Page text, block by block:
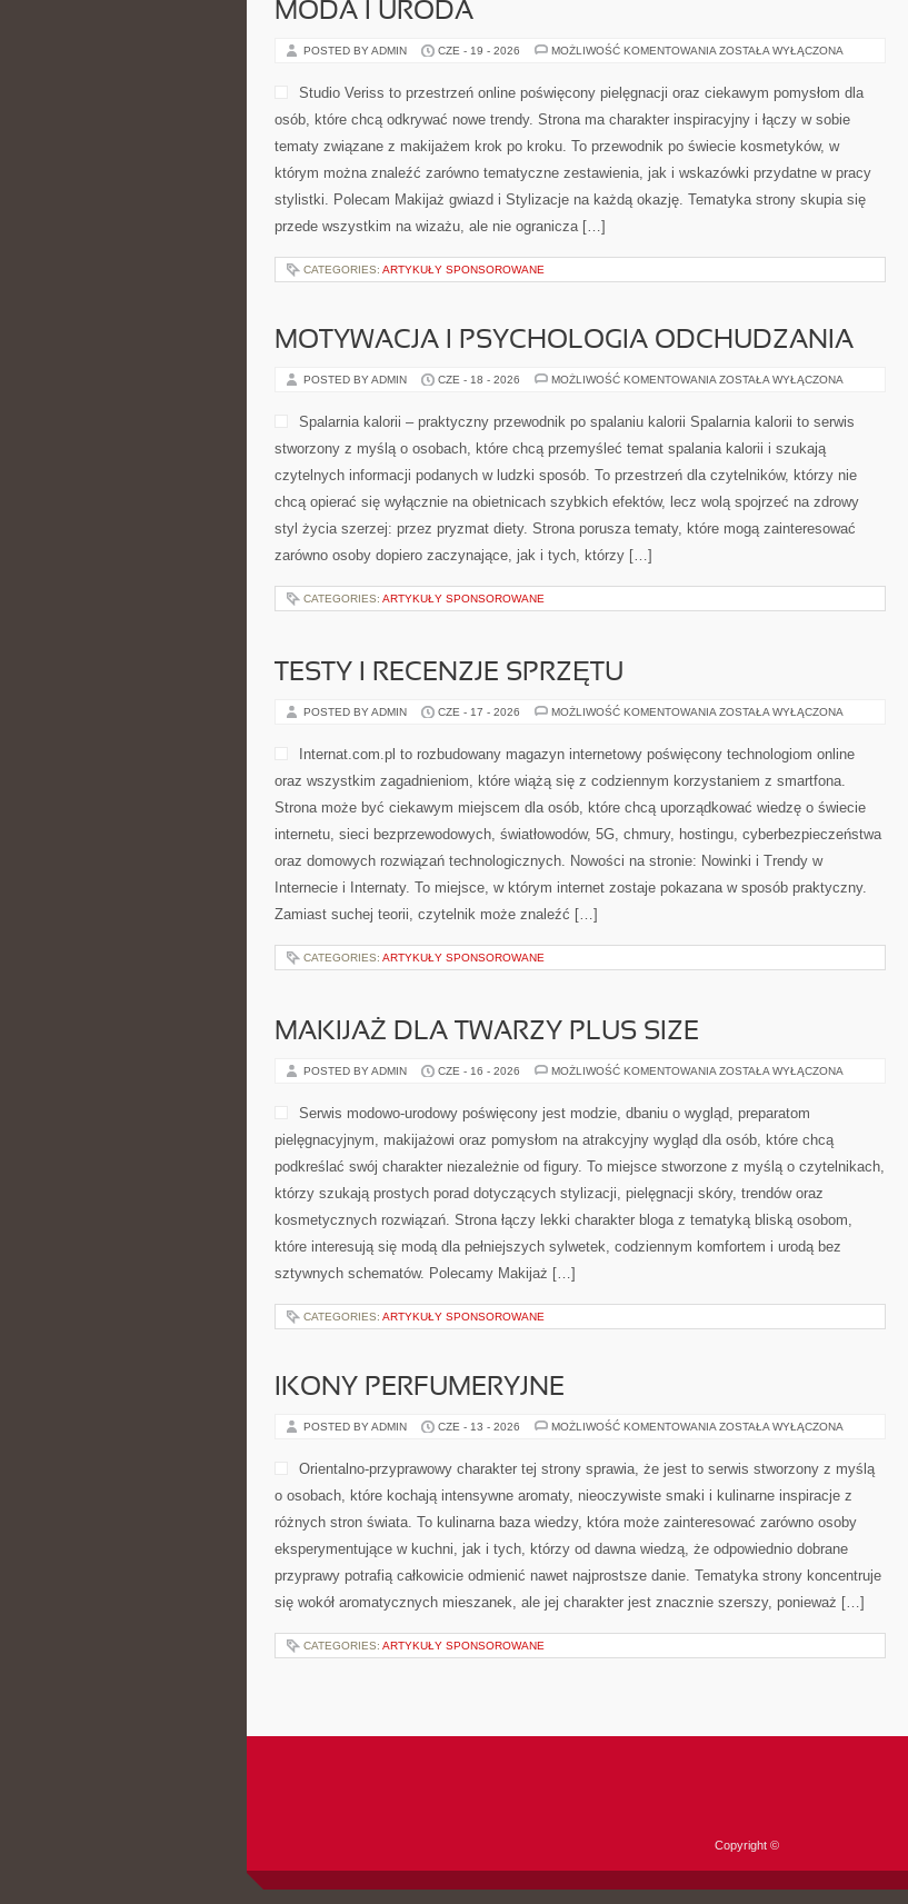
MODA I URODA
POSTED BY ADMIN CZE - 19 - 2026 MOŻLIWOŚĆ KOMENTOWANIA MODA
ZOSTAŁA WYŁĄCZONA
Studio Veriss to przestrzeń online poświęcony pielęgnacji oraz ciekawym pomysłom dla
osób, które chcą odkrywać nowe trendy. Strona ma charakter inspiracyjny i łączy w sobie
tematy związane z makijażem krok po kroku. To przewodnik po świecie kosmetyków, w
którym można znaleźć zarówno tematyczne zestawienia, jak i wskazówki przydatne w pracy
stylistki. Polecam Makijaż gwiazd i Stylizacje na każdą okazję. Tematyka strony skupia się
przede wszystkim na wizażu, ale nie ogranicza […]
CATEGORIES: ARTYKUŁY SPONSOROWANE
MOTYWACJA I PSYCHOLOGIA ODCHUDZANIA
POSTED BY ADMIN CZE - 18 - 2026 MOŻLIWOŚĆ KOMENTOWANIA MOTYWACJA
ODCHUDZANIA
ZOSTAŁA WYŁĄCZONA
Spalarnia kalorii – praktyczny przewodnik po spalaniu kalorii Spalarnia kalorii to serwis
stworzony z myślą o osobach, które chcą przemyśleć temat spalania kalorii i szukają
czytelnych informacji podanych w ludzki sposób. To przestrzeń dla czytelników, którzy nie
chcą opierać się wyłącznie na obietnicach szybkich efektów, lecz wolą spojrzeć na zdrowy
styl życia szerzej: przez pryzmat diety. Strona porusza tematy, które mogą zainteresować
zarówno osoby dopiero zaczynające, jak i tych, którzy […]
CATEGORIES: ARTYKUŁY SPONSOROWANE
TESTY I RECENZJE SPRZĘTU
POSTED BY ADMIN CZE - 17 - 2026 MOŻLIWOŚĆ KOMENTOWANIA TESTY
SPRZĘTU
ZOSTAŁA WYŁĄCZONA
Internat.com.pl to rozbudowany magazyn internetowy poświęcony technologiom online
oraz wszystkim zagadnieniom, które wiążą się z codziennym korzystaniem z smartfona.
Strona może być ciekawym miejscem dla osób, które chcą uporządkować wiedzę o świecie
internetu, sieci bezprzewodowych, światłowodów, 5G, chmury, hostingu, cyberbezpieczeństwa
oraz domowych rozwiązań technologicznych. Nowości na stronie: Nowinki i Trendy w
Internecie i Internaty. To miejsce, w którym internet zostaje pokazana w sposób praktyczny.
Zamiast suchej teorii, czytelnik może znaleźć […]
CATEGORIES: ARTYKUŁY SPONSOROWANE
MAKIJAŻ DLA TWARZY PLUS SIZE
POSTED BY ADMIN CZE - 16 - 2026 MOŻLIWOŚĆ KOMENTOWANIA MAKIJAŻ
PLUS
SIZE
ZOSTAŁA WYŁĄCZONA
Serwis modowo-urodowy poświęcony jest modzie, dbaniu o wygląd, preparatom
pielęgnacyjnym, makijażowi oraz pomysłom na atrakcyjny wygląd dla osób, które chcą
podkreślać swój charakter niezależnie od figury. To miejsce stworzone z myślą o czytelnikach,
którzy szukają prostych porad dotyczących stylizacji, pielęgnacji skóry, trendów oraz
kosmetycznych rozwiązań. Strona łączy lekki charakter bloga z tematyką bliską osobom,
które interesują się modą dla pełniejszych sylwetek, codziennym komfortem i urodą bez
sztywnych schematów. Polecamy Makijaż […]
CATEGORIES: ARTYKUŁY SPONSOROWANE
IKONY PERFUMERYJNE
POSTED BY ADMIN CZE - 13 - 2026 MOŻLIWOŚĆ KOMENTOWANIA IKONY
ZOSTAŁA WYŁĄCZONA
Orientalno-przyprawowy charakter tej strony sprawia, że jest to serwis stworzony z myślą
o osobach, które kochają intensywne aromaty, nieoczywiste smaki i kulinarne inspiracje z
różnych stron świata. To kulinarna baza wiedzy, która może zainteresować zarówno osoby
eksperymentujące w kuchni, jak i tych, którzy od dawna wiedzą, że odpowiednio dobrane
przyprawy potrafią całkowicie odmienić nawet najprostsze danie. Tematyka strony koncentruje
się wokół aromatycznych mieszanek, ale jej charakter jest znacznie szerszy, ponieważ […]
CATEGORIES: ARTYKUŁY SPONSOROWANE
Copyright ©